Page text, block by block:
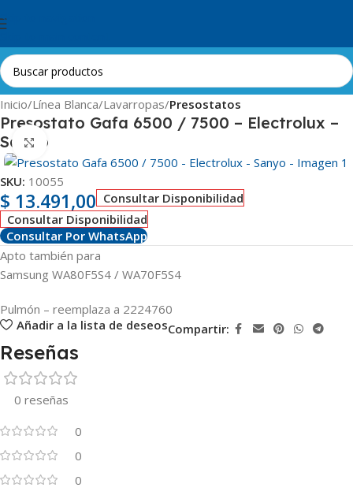
Skip to navigation
Inicio Línea Blanca Lavarropas Presostatos
Presostato Gafa 6500 / 7500 – Electrolux –
SanyoClic para ampliar
SKU: 10055
$ 13.491,00 Consultar Disponibilidad
Consultar Disponibilidad
Consultar Por WhatsApp
Apto también para
Samsung WA80F5S4 / WA70F5S4
Pulmón – reemplaza a 2224760
Añadir a la lista de deseosCompartir:
Reseñas
0 reseñas
0
0
0